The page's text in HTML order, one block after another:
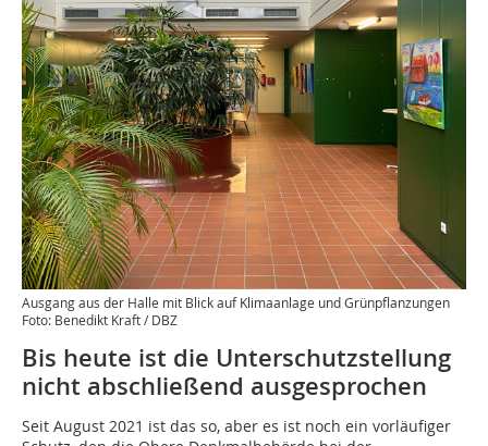
Ausgang aus der Halle mit Blick auf Klimaanlage und Grünpflanzungen
Foto: Benedikt Kraft / DBZ
Bis heute ist die Unterschutzstellung
nicht abschließend ausgesprochen
Seit August 2021 ist das so, aber es ist noch ein vorläufiger